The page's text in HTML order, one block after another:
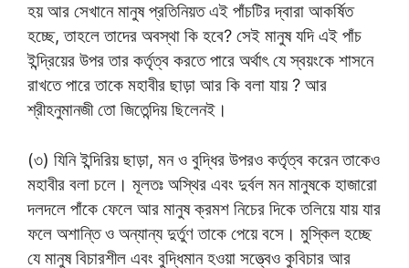
হয় আর সেখানে মানুষ প্রতিনিয়ত এই পাঁচটির দ্বারা আকর্ষিত
হচ্ছে, তাহলে তাদের অবস্থা কি হবে? সেই মানুষ যদি এই পাঁচ
ইন্দ্রিয়ের উপর তার কর্তৃত্ব করতে পারে অর্থাৎ যে স্বয়ংকে শাসনে
রাখতে পারে তাকে মহাবীর ছাড়া আর কি বলা যায় ? আর
শ্রীহনুমানজী তো জিতেন্দিয় ছিলেনই।
(৩) যিনি ইন্দিরিয় ছাড়া, মন ও বুদ্ধির উপরও কর্তৃত্ব করেন তাকেও
মহাবীর বলা চলে। মূলতঃ অস্থির এবং দুর্বল মন মানুষকে হাজারো
দলদলে পাঁকে ফেলে আর মানুষ ক্রমশ নিচের দিকে তলিয়ে যায় যার
ফলে অশান্তি ও অন্যান্য দুর্তুণ তাকে পেয়ে বসে। মুস্কিল হচ্ছে
যে মানুষ বিচারশীল এবং বুদ্ধিমান হওয়া সত্ত্বেও কুবিচার আর